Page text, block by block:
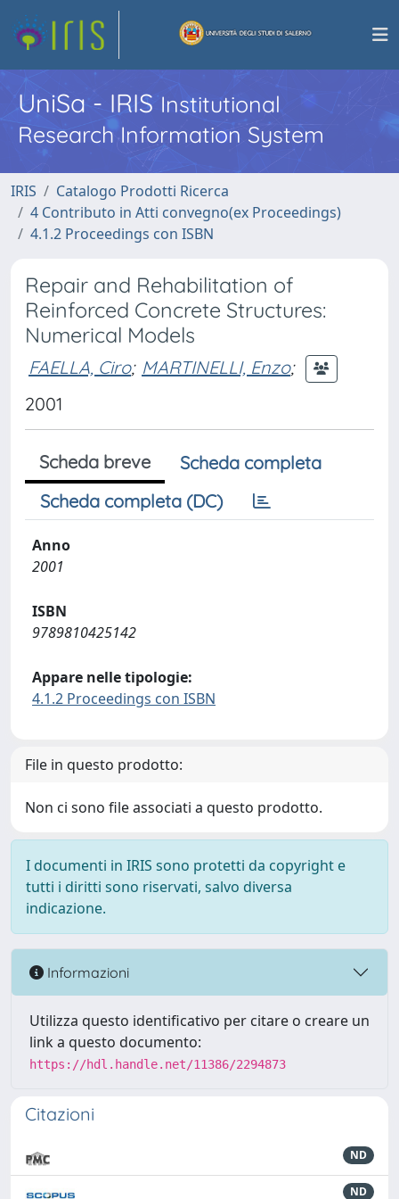
UniSa - IRISInstitutional
Research Information System
IRIS
Catalogo Prodotti Ricerca
4 Contributo in Atti convegno(ex Proceedings)
4.1.2 Proceedings con ISBN
Repair and Rehabilitation of
Reinforced Concrete Structures:
Numerical Models
FAELLA, Ciro; MARTINELLI, Enzo;
2001
Scheda breve
Scheda completa
Scheda completa (DC)
Anno
2001
ISBN
9789810425142
Appare nelle tipologie:
4.1.2 Proceedings con ISBN
File in questo prodotto:
Non ci sono file associati a questo prodotto.
I documenti in IRIS sono protetti da copyright e
tutti i diritti sono riservati, salvo diversa
indicazione.
Informazioni
Utilizza questo identificativo per citare o creare un
link a questo documento:
https://hdl.handle.net/11386/2294873
Citazioni
ND
ND